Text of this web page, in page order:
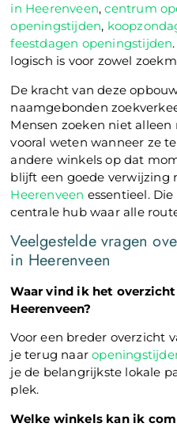
in Heerenveen,centrum
openingstijden,
feestdagen openingstijden
logisch is voor zowel
De kracht van deze
naamgebonden
Mensen zoeken niet
vooral weten wanneer ze
andere winkels op dat
blijft een goede verwijzing
Heerenveen essentieel.
centrale hub waar alle
Veelgestelde vragen
in Heerenveen
Waar vind ik het
Heerenveen?
Voor een breder overzicht
je terug naar
je de belangrijkste lokale
plek.
Welke winkels kan ik